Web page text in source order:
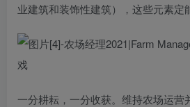
业建筑和装饰性建筑），这些元素定
一分耕耘，一分收获。维持农场运营